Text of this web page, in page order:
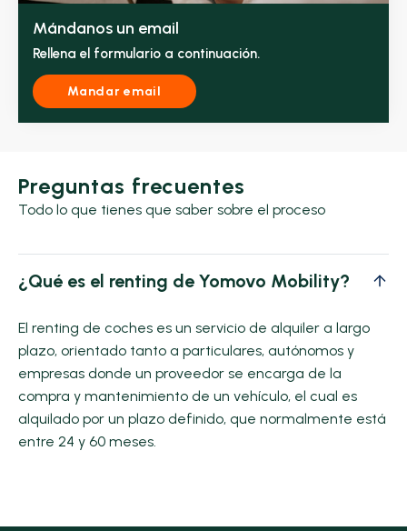
Mándanos un email
Rellena el formulario a continuación.
Mandar email
Preguntas frecuentes
Todo lo que tienes que saber sobre el proceso
¿Qué es el renting de Yomovo Mobility?
El renting de coches es un servicio de alquiler a largo
plazo, orientado tanto a particulares, autónomos y
empresas donde un proveedor se encarga de la
compra y mantenimiento de un vehículo, el cual es
alquilado por un plazo definido, que normalmente está
entre 24 y 60 meses.